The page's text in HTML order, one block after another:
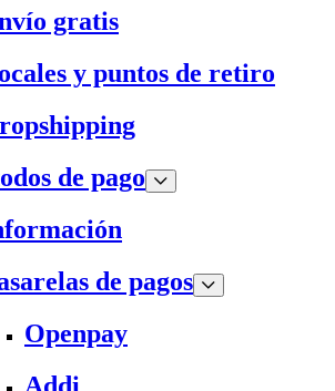
gratis
y puntos de retiro
de pago
de pagos
Openpay
Addi